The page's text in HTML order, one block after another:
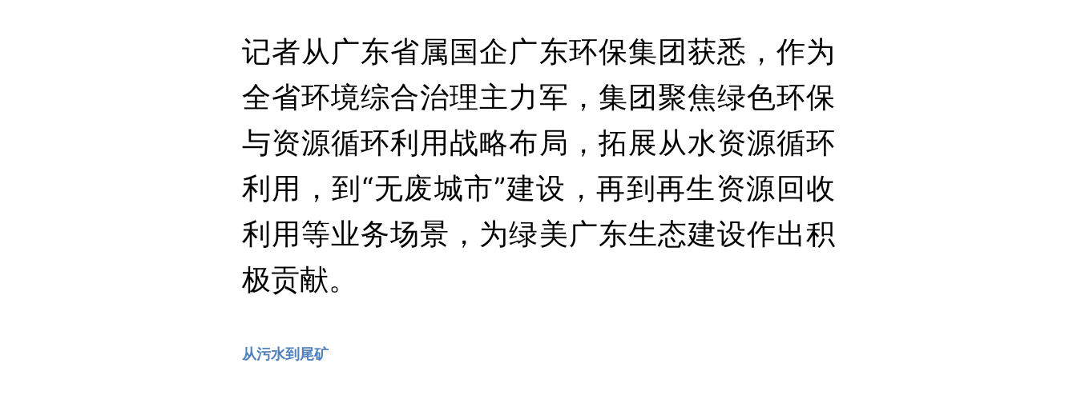
记者从广东省属国企广东环保集团获悉，作为
全省环境综合治理主力军，集团聚焦绿色环保
与资源循环利用战略布局，拓展从水资源循环
利用，到“无废城市”建设，再到再生资源回收
利用等业务场景，为绿美广东生态建设作出积
极贡献。
从污水到尾矿